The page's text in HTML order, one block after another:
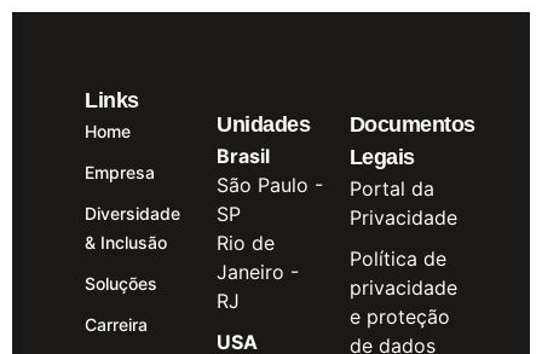
Links
Home
Empresa
Diversidade
& Inclusão
Soluções
Carreira
Unidades
Brasil
São Paulo -
SP
Rio de
Janeiro -
RJ
USA
Documentos
Legais
Portal da
Privacidade
Política de
privacidade
e proteção
de dados